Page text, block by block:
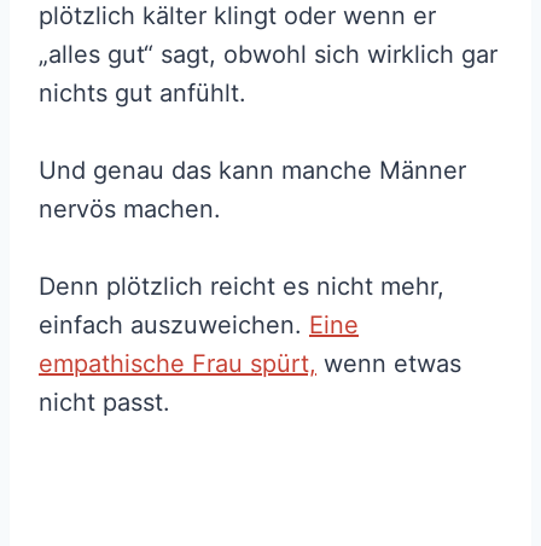
plötzlich kälter klingt oder wenn er
„alles gut“ sagt, obwohl sich wirklich gar
nichts gut anfühlt.
Und genau das kann manche Männer
nervös machen.
Denn plötzlich reicht es nicht mehr,
einfach auszuweichen. Eine
empathische Frau spürt, wenn etwas
nicht passt.